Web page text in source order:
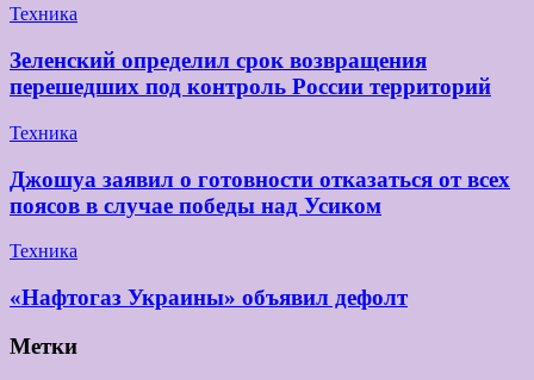
Техника
Зеленский определил срок возвращения
перешедших под контроль России территорий
Техника
Джошуа заявил о готовности отказаться от всех
поясов в случае победы над Усиком
Техника
«Нафтогаз Украины» объявил дефолт
Метки